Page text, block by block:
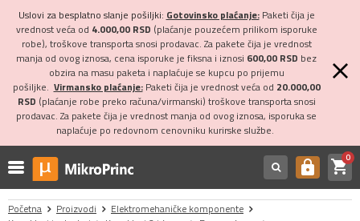
Uslovi za besplatno slanje pošiljki: Gotovinsko plaćanje:Paketi čija je
vrednost veća od 4.000,00 RSD (plaćanje pouzećem prilikom isporuke
robe), troškove transporta snosi prodavac. Za pakete čija je vrednost
manja od ovog iznosa, cena isporuke je fiksna i iznosi 600,00 RSD bez
obzira na masu paketa i naplaćuje se kupcu po prijemu
pošiljke. Virmansko plaćanje:Paketi čija je vrednost veća od 20.000,00
RSD (plaćanje robe preko računa/virmanski) troškove transporta snosi
prodavac. Za pakete čija je vrednost manja od ovog iznosa, isporuka se
naplaćuje po redovnom cenovniku kurirske službe.
https shopping_cart0
Početna Proizvodi
Elektromehaničke komponente